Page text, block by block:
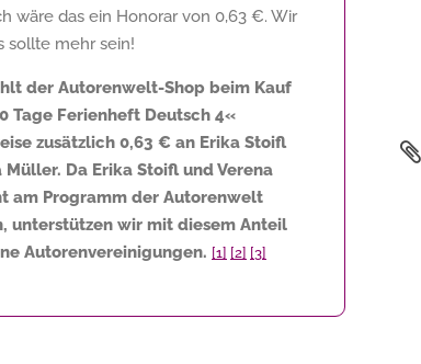
wäre das ein Honorar von 0,63 €. Wir
sollte mehr sein!
der Autorenwelt-Shop beim Kauf
Tage Ferienheft Deutsch 4«
zusätzlich 0,63 € an Erika Stoifl
Müller. Da Erika Stoifl und Verena
am Programm der Autorenwelt
unterstützen wir mit diesem Anteil
Autorenvereinigungen. [1] [2] [3]